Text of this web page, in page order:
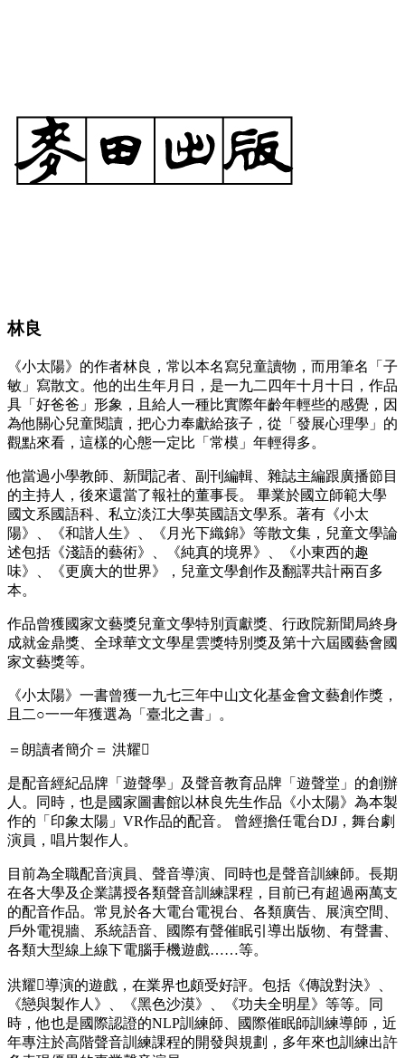
林良
《小太陽》的作者林良，常以本名寫兒童讀物，而用筆名「子
敏」寫散文。他的出生年月日，是一九二四年十月十日，作品
具「好爸爸」形象，且給人一種比實際年齡年輕些的感覺，因
為他關心兒童閱讀，把心力奉獻給孩子，從「發展心理學」的
觀點來看，這樣的心態一定比「常模」年輕得多。
他當過小學教師、新聞記者、副刊編輯、雜誌主編跟廣播節目
的主持人，後來還當了報社的董事長。 畢業於國立師範大學
國文系國語科、私立淡江大學英國語文學系。著有《小太
陽》、《和諧人生》、《月光下織錦》等散文集，兒童文學論
述包括《淺語的藝術》、《純真的境界》、《小東西的趣
味》、《更廣大的世界》，兒童文學創作及翻譯共計兩百多
本。
作品曾獲國家文藝獎兒童文學特別貢獻獎、行政院新聞局終身
成就金鼎獎、全球華文文學星雲獎特別獎及第十六屆國藝會國
家文藝獎等。
《小太陽》一書曾獲一九七三年中山文化基金會文藝創作獎，
且二○一一年獲選為「臺北之書」。
＝朗讀者簡介＝ 洪耀𥳜
是配音經紀品牌「遊聲學」及聲音教育品牌「遊聲堂」的創辦
人。同時，也是國家圖書館以林良先生作品《小太陽》為本製
作的「印象太陽」VR作品的配音。 曾經擔任電台DJ，舞台劇
演員，唱片製作人。
目前為全職配音演員、聲音導演、同時也是聲音訓練師。長期
在各大學及企業講授各類聲音訓練課程，目前已有超過兩萬支
的配音作品。常見於各大電台電視台、各類廣告、展演空間、
戶外電視牆、系統語音、國際有聲催眠引導出版物、有聲書、
各類大型線上線下電腦手機遊戲……等。
洪耀𥳜導演的遊戲，在業界也頗受好評。包括《傳說對決》、
《戀與製作人》、《黑色沙漠》、《功夫全明星》等等。同
時，他也是國際認證的NLP訓練師、國際催眠師訓練導師，近
年專注於高階聲音訓練課程的開發與規劃，多年來也訓練出許